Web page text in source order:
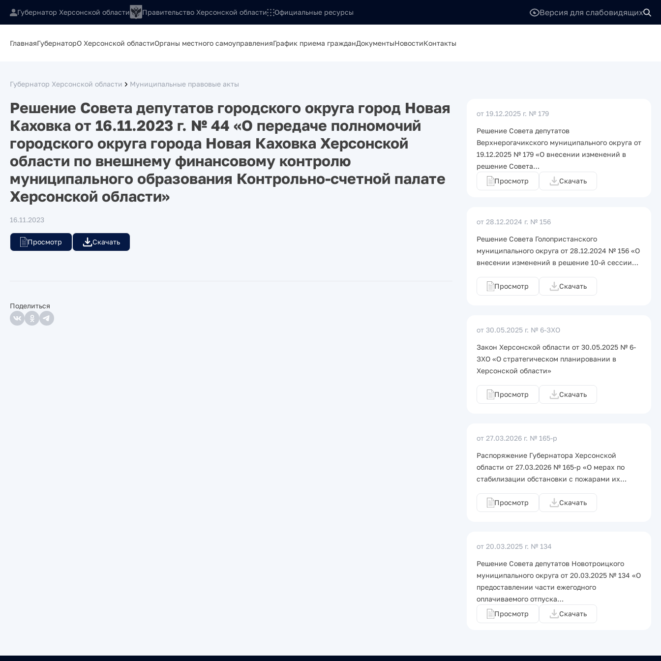
Губернатор Херсонской области Правительство Херсонской области Официальные ресурсы Версия для слабовидящих
ГлавнаяГубернаторО Херсонской областиОрганы местного самоуправленияГрафик приема гражданДокументыНовостиКонтакты
Губернатор Херсонской области Муниципальные правовые акты
Решение Совета депутатов городского округа город Новая
Каховка от 16.11.2023 г. № 44 «О передаче полномочий
городского округа города Новая Каховка Херсонской
области по внешнему финансовому контролю
муниципального образования Контрольно-счетной палате
Херсонской области»
16.11.2023
Просмотр Скачать
Поделиться
от 19.12.2025 г. № 179
Решение Совета депутатов
Верхнерогачикского муниципального округа от
19.12.2025 № 179 «О внесении изменений в
решение Совета…
Просмотр
Скачать
от 28.12.2024 г. № 156
Решение Совета Голопристанского
муниципального округа от 28.12.2024 № 156 «О
внесении изменений в решение 10-й сессии…
Просмотр Скачать
от 30.05.2025 г. № 6-ЗХО
Закон Херсонской области от 30.05.2025 № 6-
ЗХО «О стратегическом планировании в
Херсонской области»
Просмотр Скачать
от 27.03.2026 г. № 165-р
Распоряжение Губернатора Херсонской
области от 27.03.2026 № 165-р «О мерах по
стабилизации обстановки с пожарами их…
Просмотр Скачать
от 20.03.2025 г. № 134
Решение Совета депутатов Новотроицкого
муниципального округа от 20.03.2025 № 134 «О
предоставлении части ежегодного
оплачиваемого отпуска…
Просмотр
Скачать